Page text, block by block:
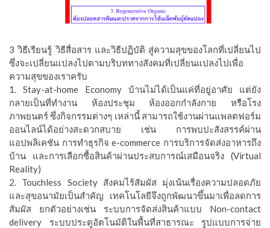
3 วิธีเรียนรู้ วิธีสื่อสาร และวิธีปฏิบัติ สู่ความสุขของโลกที่เปลี่ยนไป
ซึ่งจะเปลี่ยนแปลงไปตามบริบททางสังคมที่เปลี่ยนแปลงไปเพื่อ
ความสุขของเราครับ
1. Stay-at-home Economy บ้านไม่ได้เป็นแค่ที่อยู่อาศัย แต่ยัง
กลายเป็นที่ทำงาน ห้องประชุม ห้องออกกำลังกาย หรือโรง
ภาพยนตร์ ซึ่งกิจกรรมต่างๆ เหล่านี้ สามารถใช้งานผ่านแพลตฟอร์ม
ออนไลน์ได้อย่างสะดวกสบาย เช่น การพบปะสังสรรค์ผ่าน
แอปพลิเคชัน การทำธุรกิจ e-commerce การบริการจัดส่งอาหารถึง
บ้าน และการเลือกซื้อสินค้าผ่านประสบการณ์เสมือนจริง (Virtual
Reality)
2. Touchless Society สังคมไร้สัมผัส มุ่งเน้นเรื่องความปลอดภัย
และสุขอนามัยเป็นสำคัญ เทคโนโลยีจึงถูกพัฒนาขึ้นมาเพื่อลดการ
สัมผัส ยกตัวอย่างเช่น ระบบการจัดส่งสินค้าแบบ Non-contact
delivery ระบบประตูอัตโนมัติในพื้นที่สาธารณะ รูปแบบการจ่าย